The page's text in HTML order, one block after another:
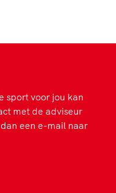
sport voor jou kan
met de adviseur
een e-mail naar